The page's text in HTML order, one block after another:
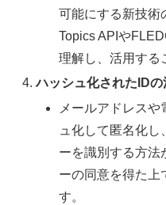
可能にする新技術
Topics APIや
理解し、活用する
ハッシュ化されたIDの
メールアドレス
ュ化して匿名化
ーを識別する方法
ーの同意を得た上
す。